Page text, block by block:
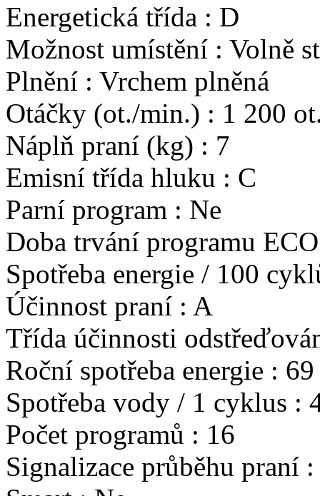
Energetická třída : D
Možnost umístění : Volně
Plnění : Vrchem plněná
Otáčky (ot./min.) : 1 200
Náplň praní (kg) : 7
Emisní třída hluku : C
Parní program : Ne
Doba trvání programu
Spotřeba energie / 100
Účinnost praní : A
Třída účinnosti
Roční spotřeba energie :
Spotřeba vody / 1 cyklus :
Počet programů : 16
Signalizace průběhu praní